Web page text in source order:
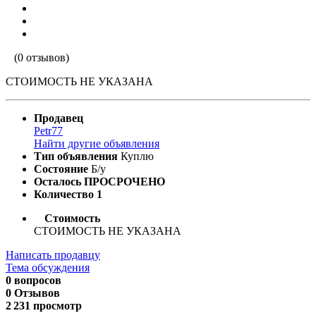
(0 отзывов)
СТОИМОСТЬ НЕ УКАЗАНА
Продавец
Petr77
Найти другие объявления
Тип объявления Куплю
Состояние Б/у
Осталось ПРОСРОЧЕНО
Количество 1
Стоимость
СТОИМОСТЬ НЕ УКАЗАНА
Написать продавцу
Тема обсуждения
0 вопросов
0 Отзывов
2 231 просмотр